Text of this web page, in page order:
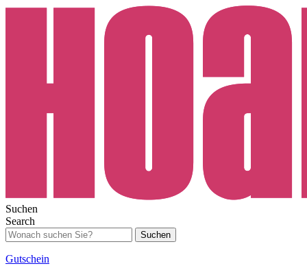
Suchen
Search
Suchen
Gutschein